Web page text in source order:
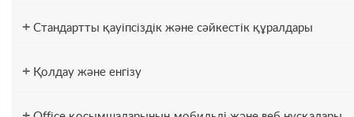
+ Стандартты қауіпсіздік және сәйкестік құралдары
+ Қолдау және енгізу